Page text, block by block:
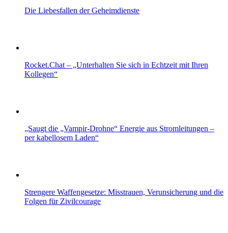
Die Liebesfallen der Geheimdienste
Rocket.Chat – „Unterhalten Sie sich in Echtzeit mit Ihren
Kollegen“
„Saugt die „Vampir-Drohne“ Energie aus Stromleitungen –
per kabellosem Laden“
Strengere Waffengesetze: Misstrauen, Verunsicherung und die
Folgen für Zivilcourage